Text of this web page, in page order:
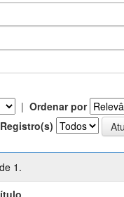
| Ordenar por
Registro(s)
1.